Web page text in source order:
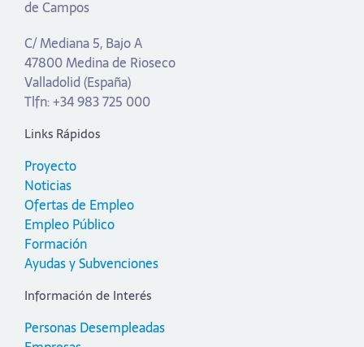
de Campos
C/ Mediana 5, Bajo A
47800 Medina de Rioseco
Valladolid (España)
Tlfn: +34 983 725 000
Links Rápidos
Proyecto
Noticias
Ofertas de Empleo
Empleo Público
Formación
Ayudas y Subvenciones
Información de Interés
Personas Desempleadas